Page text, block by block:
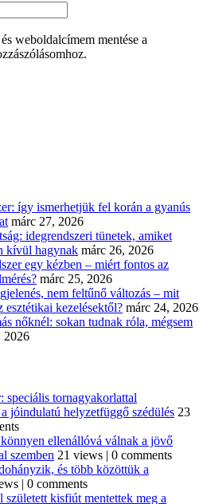
weboldalcímem mentése a
így ismerhetjük fel korán a gyanús
márc 27, 2026
idegrendszeri tünetek, amiket
kívül hagynak márc 26, 2026
egy kézben – miért fontos az
márc 25, 2026
nem feltűnő változás – mit
esztétikai kezelésektől? márc 24, 2026
nőknél: sokan tudnak róla, mégsem
2026
speciális tornagyakorlattal
jóindulatú helyzetfüggő szédülés 23
ellenállóvá válnak a jövő
szemben 21 views | 0 comments
és több közöttük a
| 0 comments
kisfiút mentettek meg a